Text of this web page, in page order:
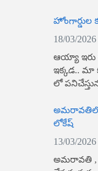
హోంగార్డుల
18/03/2026
ఆయ్యా ఇరు
ఇక్కడ.. మా
లో
అమరావతిలో
లోకేష్
13/03/2026
అమరావతి ,